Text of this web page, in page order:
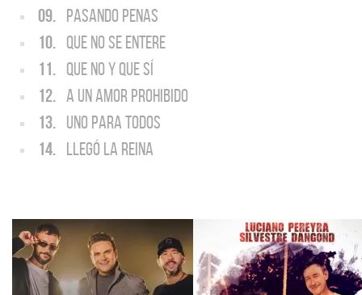
09. PASANDO PENAS
10. QUE NO SE ENTERE
11. QUE NO Y QUE SÍ
12. A UN AMOR PROHIBIDO
13. UNO PARA TODOS
14. LLEGÓ LA REINA